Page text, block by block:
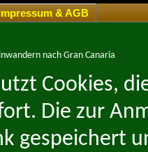
& AGB
nach Gran Canaria
Cookies,
Die zur
gespeichert